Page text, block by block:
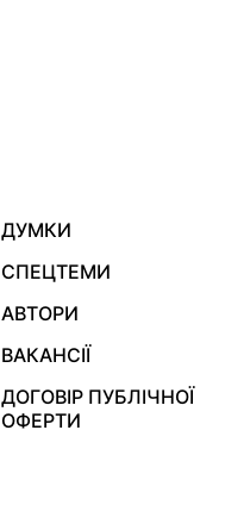
ДУМКИ
СПЕЦТЕМИ
АВТОРИ
ВАКАНСІЇ
ДОГОВІР ПУБЛІЧНОЇ
ОФЕРТИ